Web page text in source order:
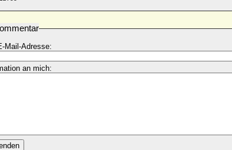
Mail-Adresse:
an mich: